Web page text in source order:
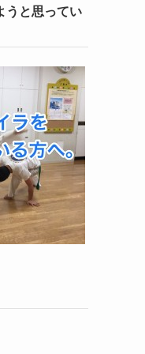
うと思ってい